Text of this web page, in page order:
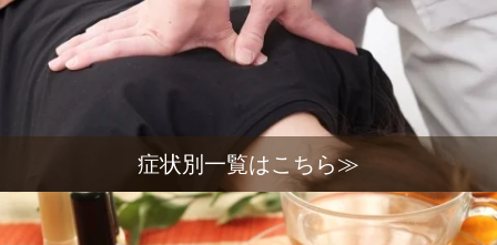
症状別一覧はこちら≫